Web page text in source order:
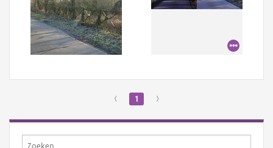
Over ons
Aanmelden
‹ 1 ›